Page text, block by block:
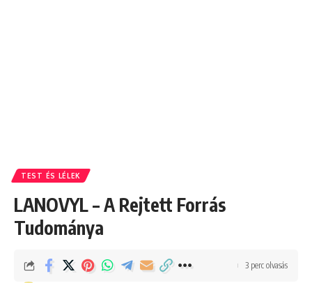
TEST ÉS LÉLEK
LANOVYL – A Rejtett Forrás
Tudománya
3 perc olvasás